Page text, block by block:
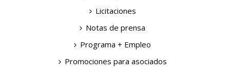
Licitaciones
Notas de prensa
Programa + Empleo
Promociones para asociados